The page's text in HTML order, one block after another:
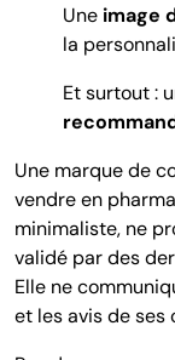
Une image
la
Et surtout :
Une marque de
vendre en
minimaliste, ne
validé par des
Elle ne
et les avis de ses